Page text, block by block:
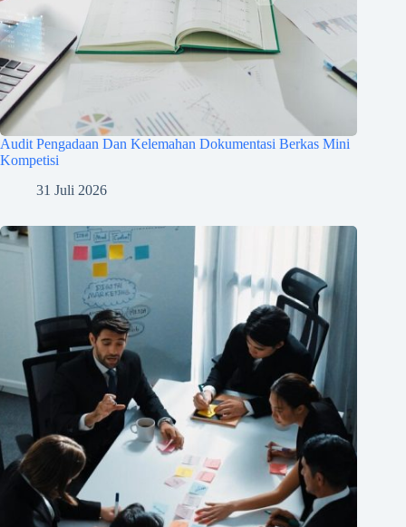
Audit Pengadaan Dan Kelemahan Dokumentasi Berkas Mini
Kompetisi
31 Juli 2026